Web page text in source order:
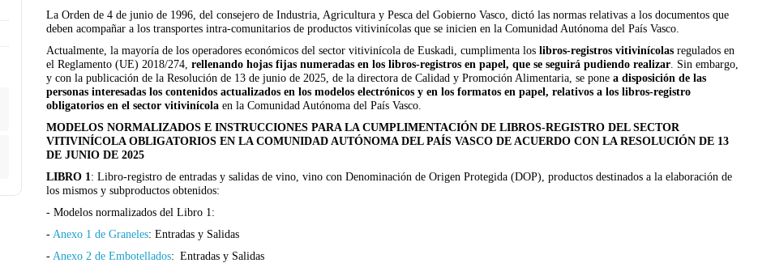
La Orden de 4 de junio de 1996, del consejero de Industria, Agricultura y Pesca del Gobierno Vasco, dictó las normas relativas a los documentos que
deben acompañar a los transportes intra-comunitarios de productos vitivinícolas que se inicien en la Comunidad Autónoma del País Vasco.
Actualmente, la mayoría de los operadores económicos del sector vitivinícola de Euskadi, cumplimenta loslibros-registros vitivinícolasregulados en
el Reglamento (UE) 2018/274, rellenando hojas fijas numeradas en los libros-registros en papel, que se seguirá pudiendo realizar. Sin embargo,
y con la publicación de la Resolución de 13 de junio de 2025, de la directora de Calidad y Promoción Alimentaria, se pone a disposición de las
personas interesadas los contenidos actualizados en los modelos electrónicos y en los formatos en papel, relativos a los libros-registro
obligatorios en el sector vitivinícolaen la Comunidad Autónoma del País Vasco.
MODELOS NORMALIZADOS E INSTRUCCIONES PARA LA CUMPLIMENTACIÓN DE LIBROS-REGISTRO DEL SECTOR
VITIVINÍCOLA OBLIGATORIOS EN LA COMUNIDAD AUTÓNOMA DEL PAÍS VASCO DE ACUERDO CON LA RESOLUCIÓN DE 13
DE JUNIO DE 2025
LIBRO 1: Libro-registro de entradas y salidas de vino, vino con Denominación de Origen Protegida (DOP), productos destinados a la elaboración de
los mismos y subproductos obtenidos:
- Modelos normalizados del Libro 1:
- Anexo 1 de Graneles: Entradas y Salidas
- Anexo 2 de Embotellados: Entradas y Salidas